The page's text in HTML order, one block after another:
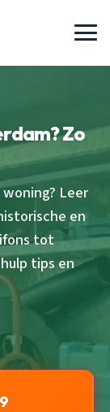
Zo
Leer
en
tot
tips en